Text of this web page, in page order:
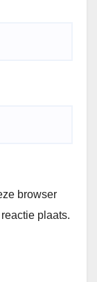
browser
plaats.